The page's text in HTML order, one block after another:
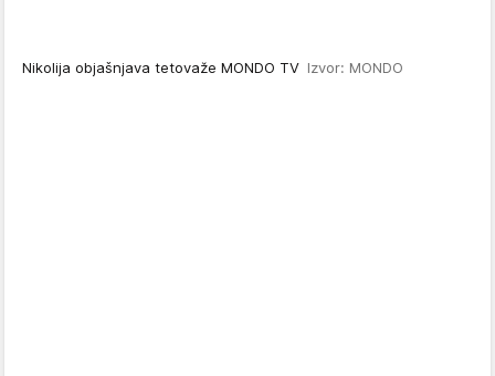
Nikolija objašnjava tetovaže MONDO TV Izvor: MONDO